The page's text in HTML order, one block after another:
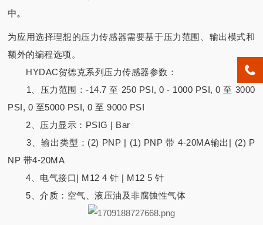
中。
为应用选择理想的压力传感器需要基于压力范围、输出模式和
额外的编程选项。
HYDAC贺德克系列压力传感器参数：
1、压力范围：-14.7 至 250 PSI, 0 - 1000 PSI, 0 至 3000
PSI, 0 至5000 PSI, 0 至 9000 PSI
2、压力显示：PSIG | Bar
3、输出类型：(2) PNP | (1) PNP 带 4-20MA输出| (2) P
NP 带4-20MA
4、电气接口| M12 4 针 | M12 5 针
5、介质：空气、液压油及非腐蚀性气体